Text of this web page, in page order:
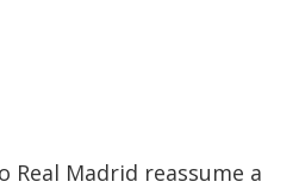
Real Madrid reassume a